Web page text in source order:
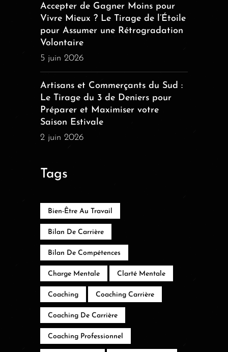
Accepter de Gagner Moins pour
Vivre Mieux ? Le Tirage de l’Étoile
pour Assumer une Rétrogradation
Volontaire
5 juin 2026
Artisans et Commerçants du Sud :
Le Tirage du 3 de Deniers pour
Préparer et Maximiser votre
Saison Estivale
2 juin 2026
Tags
Bien-Être Au Travail
Bilan De Carrière
Bilan De Compétences
Charge Mentale Clarté Mentale
Coaching Coaching Carrière
Coaching De Carrière
Coaching Professionnel